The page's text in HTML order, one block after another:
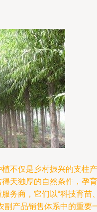
不仅是乡村振兴的支柱产
天独厚的自然条件，孕育
务商，它们以“科技育苗
副产品销售体系中的重要